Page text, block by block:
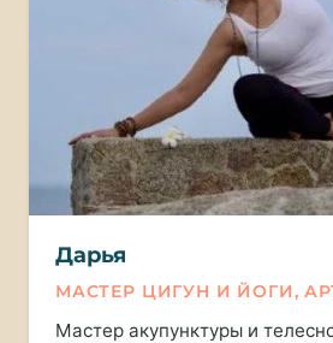
Дарья
МАСТЕР ЦИГУН И ЙОГИ,
Мастер акупунктуры и